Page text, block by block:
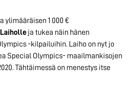
ylimääräisen 1 000 €
ja tukea näin hänen
-kilpailuihin. Laiho on nyt jo
Special Olympics- maailmankisojen
Tähtäimessä on menestys itse